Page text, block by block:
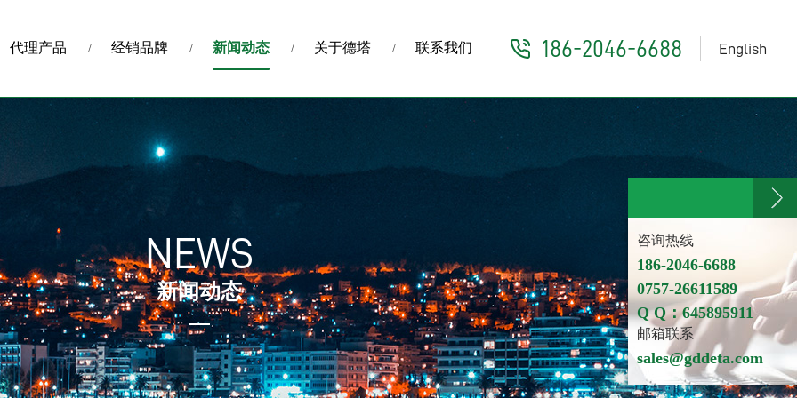
代理产品 经销品牌 新闻动态 关于德塔 联系我们 186-2046-6688 English
NEWS
新闻动态
咨询热线
186-2046-6688
0757-26611589
Q Q：645895911
邮箱联系
sales@gddeta.com